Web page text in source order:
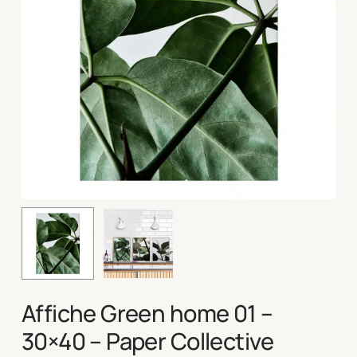
Affiche Green home 01 –
30×40 – Paper Collective